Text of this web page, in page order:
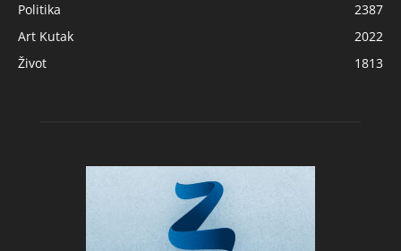
Politika
2387
Art Kutak
2022
Život
1813